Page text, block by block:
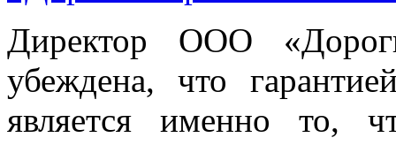
Директор ООО
убеждена, что
является именно то,